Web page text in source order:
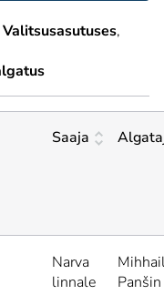
Valitsusasutuses
Saaja
Narva
linnale
Panšin